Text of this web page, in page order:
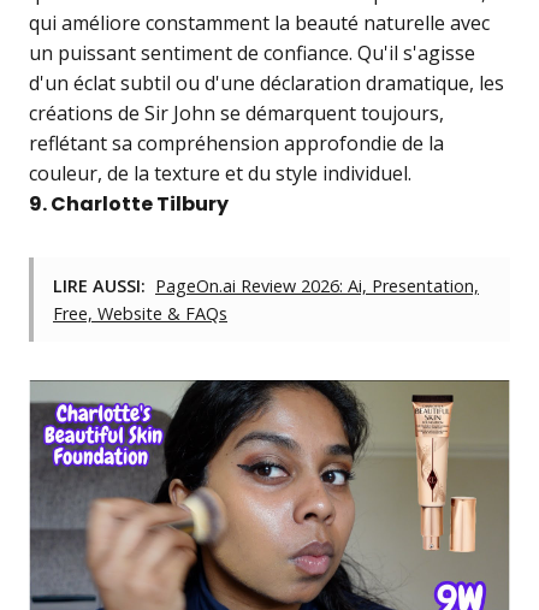
qui améliore constamment la beauté naturelle avec
un puissant sentiment de confiance. Qu'il s'agisse
d'un éclat subtil ou d'une déclaration dramatique, les
créations de Sir John se démarquent toujours,
reflétant sa compréhension approfondie de la
couleur, de la texture et du style individuel.
9. Charlotte Tilbury
LIRE AUSSI: PageOn.ai Review 2026: Ai, Presentation,
Free, Website & FAQs